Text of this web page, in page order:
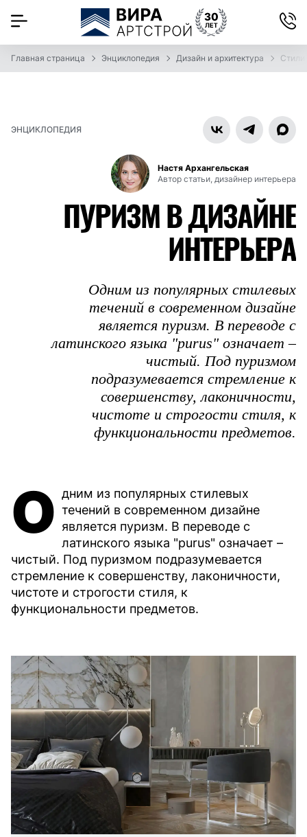
Главная страница Энциклопедия Дизайн и архитектура Стили
ЭНЦИКЛОПЕДИЯ
Настя Архангельская
Автор статьи, дизайнер интерьера
ПУРИЗМ В ДИЗАЙНЕ
ИНТЕРЬЕРА
Одним из популярных стилевых
течений в современном дизайне
является пуризм. В переводе с
латинского языка "purus" означает –
чистый. Под пуризмом
подразумевается стремление к
совершенству, лаконичности,
чистоте и строгости стиля, к
функциональности предметов.
О дним из популярных стилевых
течений в современном дизайне
является пуризм. В переводе с
латинского языка "purus" означает –
чистый. Под пуризмом подразумевается
стремление к совершенству, лаконичности,
чистоте и строгости стиля, к
функциональности предметов.